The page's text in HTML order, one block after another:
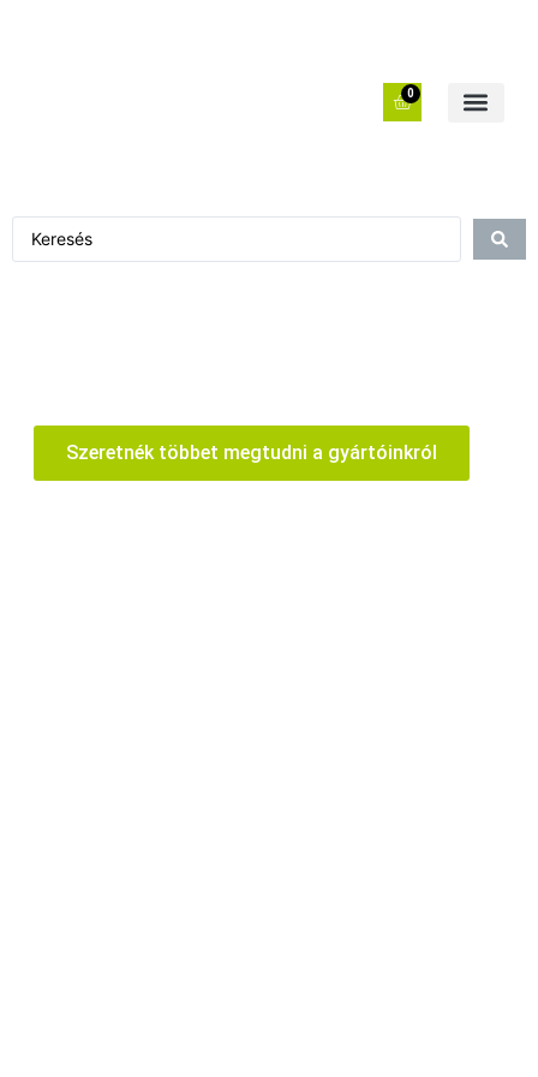
0
Szeretnék többet megtudni a gyártóinkról